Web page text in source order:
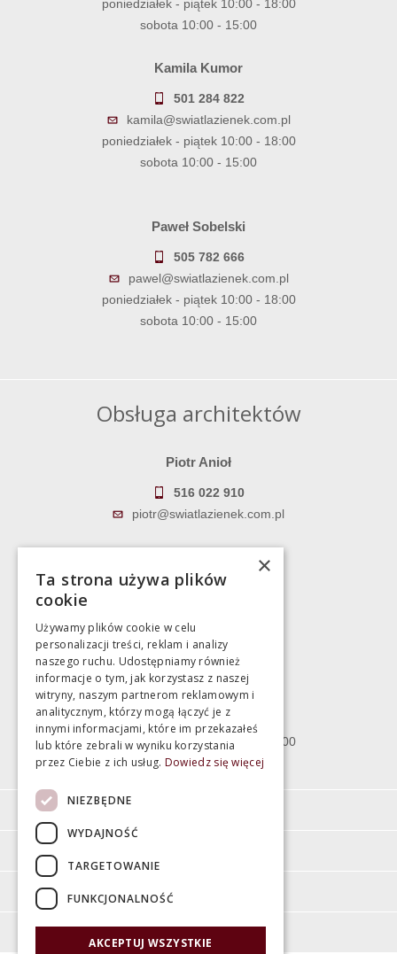
poniedziałek - piątek 10:00 - 18:00
sobota 10:00 - 15:00
Kamila Kumor
501 284 822
kamila@swiatlazienek.com.pl
poniedziałek - piątek 10:00 - 18:00
sobota 10:00 - 15:00
Paweł Sobelski
505 782 666
pawel@swiatlazienek.com.pl
poniedziałek - piątek 10:00 - 18:00
sobota 10:00 - 15:00
Obsługa architektów
Piotr Anioł
516 022 910
piotr@swiatlazienek.com.pl
783 043 083
Magazyn
Bartycka 24/26 Hala 100
00-716 Warszawa
poniedziałek - piątek 10:00 - 18:00
sobota 10:00 - 15:00
Moje konto
O firmie
×
Ta strona używa plików
cookie
Używamy plików cookie w celu
personalizacji treści, reklam i analizy
naszego ruchu. Udostępniamy również
informacje o tym, jak korzystasz z naszej
witryny, naszym partnerom reklamowym i
analitycznym, którzy mogą łączyć je z
innymi informacjami, które im przekazałeś
lub które zebrali w wyniku korzystania
przez Ciebie z ich usług. Dowiedz się więcej
NIEZBĘDNE
WYDAJNOŚĆ
TARGETOWANIE
FUNKCJONALNOŚĆ
AKCEPTUJ WSZYSTKIE